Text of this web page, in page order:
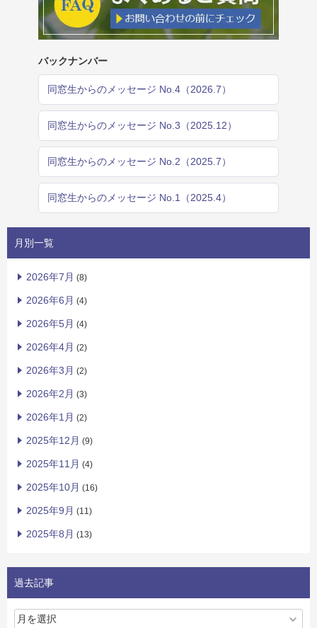
バックナンバー
同窓生からのメッセージ No.4（2026.7）
同窓生からのメッセージ No.3（2025.12）
同窓生からのメッセージ No.2（2025.7）
同窓生からのメッセージ No.1（2025.4）
月別一覧
2026年7月 (8)
2026年6月 (4)
2026年5月 (4)
2026年4月 (2)
2026年3月 (2)
2026年2月 (3)
2026年1月 (2)
2025年12月 (9)
2025年11月 (4)
2025年10月 (16)
2025年9月 (11)
2025年8月 (13)
過去記事